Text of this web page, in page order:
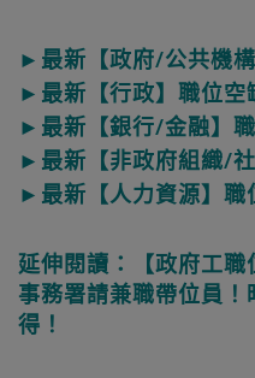
►最新【政府/公共機
►最新【行政】職位空
►最新【銀行/金融】
►最新【非政府組織/
►最新【人力資源】職
延伸閱讀：【政府工
事務署請兼職帶位員
得！